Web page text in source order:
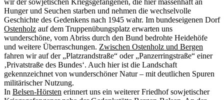
wir der sowjetischen Kriegsgefangenen, die hier massenhaft an
Hunger und Seuchen starben und nehmen die wechselvolle
Geschichte des Gedenkens nach 1945 wahr. Im bundeseigenen Dorf
Ostenholz auf dem Truppenübungsplatz erwarten uns
wunderschöne, vom Abriss durch den Bund bedrohte Heidehöfe
und weitere Überraschungen. Zwischen Ostenholz und Bergen
fahren wir auf der „Platzrandstraße“ oder „Panzerringstraße“ einer
‚Privatstraße des Bundes‘. Auch hier ist die Landschaft
gekennzeichnet von wunderschöner Natur – mit deutlichen Spuren
militärischer Nutzung.
In Belsen-Hörsten erinnert uns ein weiterer Friedhof sowjetischer